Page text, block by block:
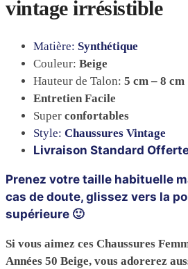
vintage irrésistible
Matière: Synthétique
Couleur: Beige
Hauteur de Talon: 5 cm – 8 cm
Entretien Facile
Super confortables
Style: Chaussures Vintage
Livraison Standard
Prenez votre taille habituelle
cas de doute, glissez vers la
supérieure 🙂
Si vous aimez ces Chaussures
Années 50 Beige, vous adorerez